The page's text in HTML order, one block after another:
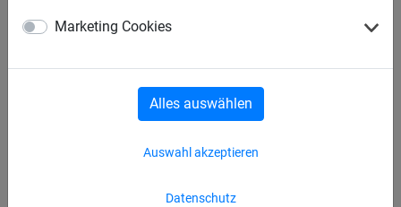
Marketing Cookies
Datenschutz
Auswahl akzeptieren
Alles auswählen
0,80 m)